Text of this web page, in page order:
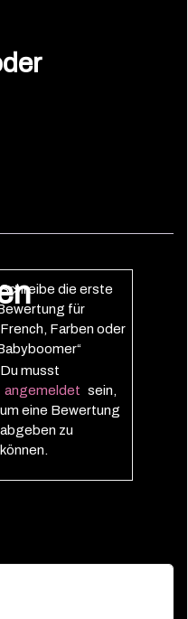
Schreibe die erste
für
Farben oder
Du musst
angemeldet sein,
um eine Bewertung
abgeben zu
können.